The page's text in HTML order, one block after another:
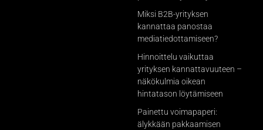
Miksi B2B-yrityksen
kannattaa panostaa
mediatiedottamiseen?
Hinnoittelu vaikuttaa
yrityksen kannattavuuteen –
näkökulmia oikean
hintatason löytämiseen
Painettu voimapaperi:
älykkään pakkaamisen